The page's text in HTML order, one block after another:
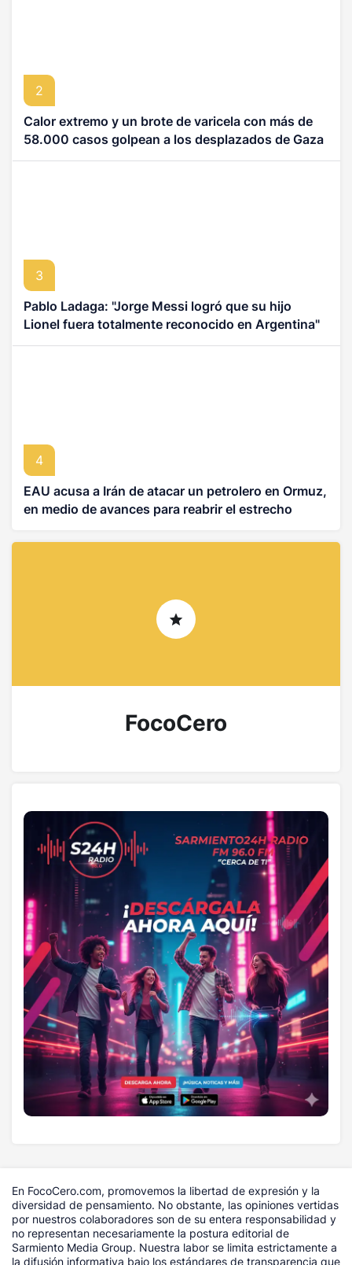
2
Calor extremo y un brote de varicela con más de
58.000 casos golpean a los desplazados de Gaza
3
Pablo Ladaga: "Jorge Messi logró que su hijo
Lionel fuera totalmente reconocido en Argentina"
4
EAU acusa a Irán de atacar un petrolero en Ormuz,
en medio de avances para reabrir el estrecho
FocoCero
En FocoCero.com, promovemos la libertad de expresión y la
diversidad de pensamiento. No obstante, las opiniones vertidas
por nuestros colaboradores son de su entera responsabilidad y
no representan necesariamente la postura editorial de
Sarmiento Media Group. Nuestra labor se limita estrictamente a
la difusión informativa bajo los estándares de transparencia que